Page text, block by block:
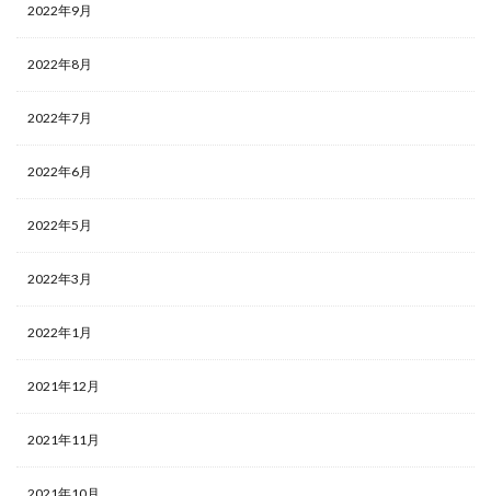
2022年9月
2022年8月
2022年7月
2022年6月
2022年5月
2022年3月
2022年1月
2021年12月
2021年11月